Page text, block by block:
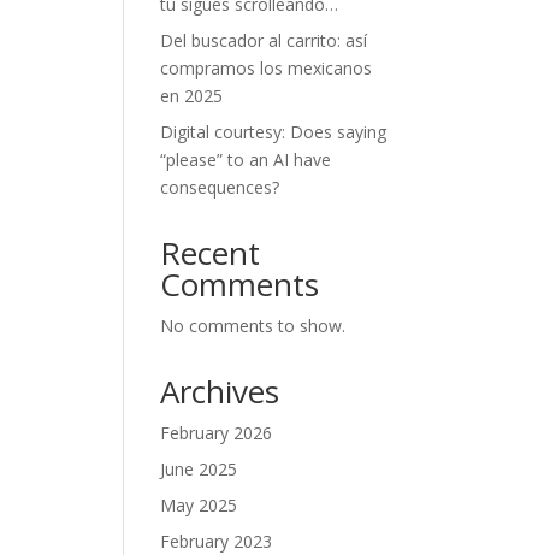
Del buscador al carrito: así
compramos los mexicanos
en 2025
Digital courtesy: Does saying
“please” to an AI have
consequences?
Recent
Comments
No comments to show.
Archives
February 2026
June 2025
May 2025
February 2023